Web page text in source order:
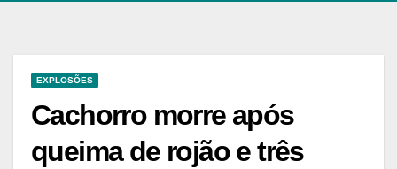
EXPLOSÕES
Cachorro morre após
queima de rojão e três